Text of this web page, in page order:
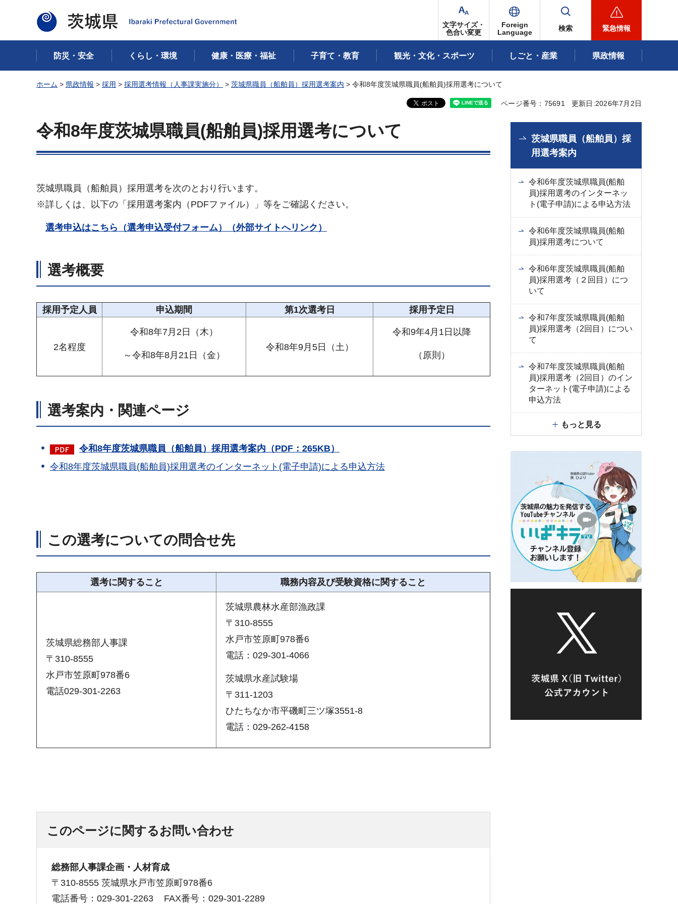
茨城県
文字サイズ・
色合い変更
Foreign
Language
検索 緊急情報
防災・安全 くらし・環境 健康・医療・福祉 子育て・教育 観光・文化・スポーツ しごと・産業 県政情報
ホーム > 県政情報 > 採用 > 採用選考情報（人事課実施分） > 茨城県職員（船舶員）採用選考案内 > 令和8年度茨城県職員(船舶員)採用選考について
ページ番号：75691 更新日:2026年7月2日
令和8年度茨城県職員(船舶員)採用選考について
茨城県職員（船舶員）採用選考を次のとおり行います。
※詳しくは、以下の「採用選考案内（PDFファイル）」等をご確認ください。
選考申込はこちら（選考申込受付フォーム）（外部サイトへリンク）
選考概要
採用予定人員 申込期間 第1次選考日 採用予定日
2名程度
令和8年7月2日（木）
～令和8年8月21日（金）
令和8年9月5日（土）
令和9年4月1日以降
（原則）
選考案内・関連ページ
令和8年度茨城県職員（船舶員）採用選考案内（PDF：265KB）
令和8年度茨城県職員(船舶員)採用選考のインターネット(電子申請)による申込方法
この選考についての問合せ先
選考に関すること 職務内容及び受験資格に関すること
茨城県総務部人事課
〒310-8555
水戸市笠原町978番6
電話029-301-2263
茨城県農林水産部漁政課
〒310-8555
水戸市笠原町978番6
電話：029-301-4066
茨城県水産試験場
〒311-1203
ひたちなか市平磯町三ツ塚3551-8
電話：029-262-4158
このページに関するお問い合わせ
総務部人事課企画・人材育成
〒310-8555 茨城県水戸市笠原町978番6
電話番号：029-301-2263
FAX番号：029-301-2289
茨城県職員（船舶員）採
用選考案内
令和6年度茨城県職員(船舶
員)採用選考のインターネッ
ト(電子申請)による申込方法
令和6年度茨城県職員(船舶
員)採用選考について
令和6年度茨城県職員(船舶
員)採用選考（２回目）につ
いて
令和7年度茨城県職員(船舶
員)採用選考（2回目）につい
て
令和7年度茨城県職員(船舶
員)採用選考（2回目）のイン
ターネット(電子申請)による
申込方法
もっと見る